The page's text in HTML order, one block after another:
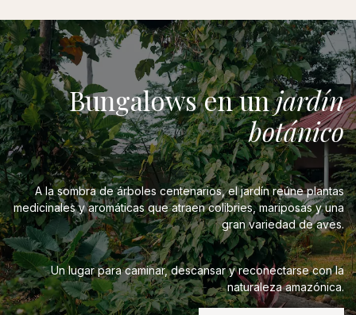
Bungalows en unjardín
botánico
A la sombra de árboles centenarios, el jardín reúne plantas
medicinales y aromáticas que atraen colibries, mariposas y una
gran variedad de aves.
Un lugar para caminar, descansar y reconectarse con la
naturaleza amazónica.